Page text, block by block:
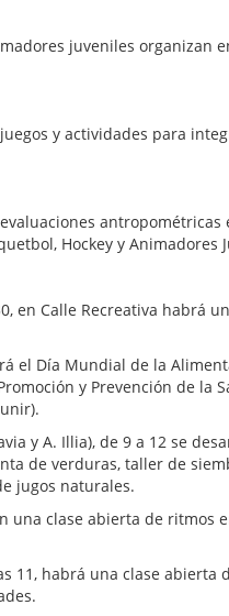
juveniles organizan
y actividades para
Hockey y Animadores
en Calle Recreativa habrá
el Día Mundial de la
y Prevención de la
y A. Illia), de 9 a 12 se
de verduras, taller de
jugos naturales.
una clase abierta de ritmos
11, habrá una clase abierta